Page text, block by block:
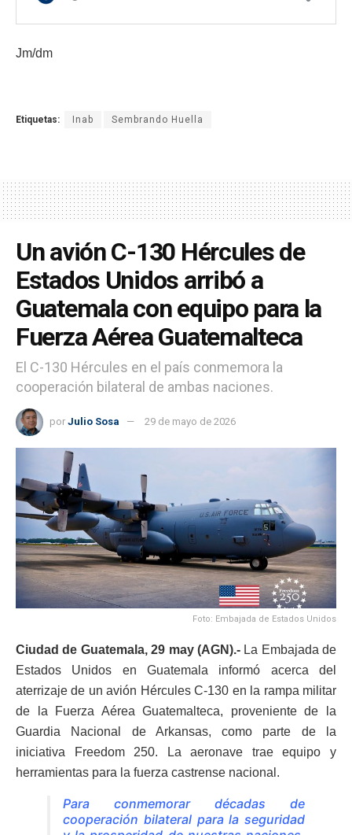
Jm/dm
Etiquetas: Inab Sembrando Huella
Un avión C-130 Hércules de
Estados Unidos arribó a
Guatemala con equipo para la
Fuerza Aérea Guatemalteca
El C-130 Hércules en el país conmemora la
cooperación bilateral de ambas naciones.
por Julio Sosa 29 de mayo de 2026
Foto: Embajada de Estados Unidos
Ciudad de Guatemala, 29 may (AGN).- La Embajada de
Estados Unidos en Guatemala informó acerca del
aterrizaje de un avión Hércules C-130 en la rampa militar
de la Fuerza Aérea Guatemalteca, proveniente de la
Guardia Nacional de Arkansas, como parte de la
iniciativa
Freedom 250. La aeronave trae equipo y
herramientas para la fuerza castrense nacional.
Para conmemorar décadas de
cooperación bilateral para la seguridad